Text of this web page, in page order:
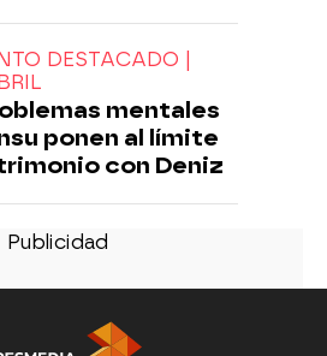
DESTACADO |
mentales
ponen al límite
con Deniz